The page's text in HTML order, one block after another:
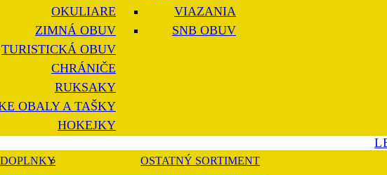
OKULIARE
ZIMNÁ OBUV
TURISTICKÁ OBUV
CHRÁNIČE
RUKSAKY
OBALY A TAŠKY
HOKEJKY
VIAZANIA
SNB OBUV
DOPLNKY OSTATNÝ SORTIMENT